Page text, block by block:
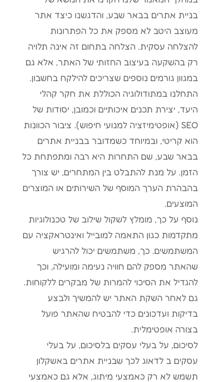
בניית אתרים בבאר שבע, והדגשנו כיצד אתר
מעוצב היטב לא מספק את כל הפתרונות
להצלחה עסקית. הצלחה בתחום זה אינה תלויה
רק בהשקעה בעיצוב החזותי של האתר, אלא גם
במגוון גורמים נוספים שצריכים להילקח בחשבון.
התחלנו במתודולוגיה הכוללת את חקר קהלי
היעד, יצירת תכנים איכותיים וכמובן, יסודות של
SEO (אופטימיזציה למנועי חיפוש). ציבור הכוונות
הוא קריטי, ובמיוחד כשמדובר בבניית אתרים
בבאר שבע, שם התחרות היא רבה ומתפתחת כל
הזמן. על מנת להתבלט בין המתחרים, יש צורך
בהבהרת הערך המוסף של השירותים או המוצרים
המוצעים.
נוסף על כך, מומלץ לשקול שילוב של טכנולוגיות
מתקדמות כגון התאמה למובייל ואינטראקציה עם
המשתמשים. כך, משתמשים יכול להרגיש
שהאתר מספק להם חוויה נעימה ומועילה, וכך
להגדיל את הסיכוי להמרות של מבקרים ללקוחות.
גם לאחר השקת האתר יש להמשיך ולבצע
בדיקות ועדכונים כדי להבטיח שהאתר פועל
בצורה אופטימלית.
לסיכום, על בעלי עסקים בלסיכום, על בעלי
עסקים ב לדאוג לכך שבניית אתרים באשקלון
תשמש לא רק כאמצעי מיתוג, אלא גם כאמצעי